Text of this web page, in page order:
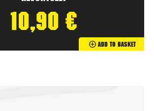
10,90 €
Add To Basket